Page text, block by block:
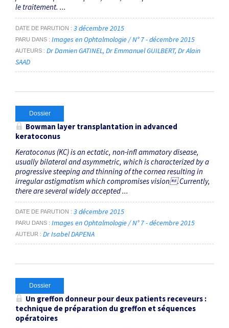
le traitement. ...
DATE DE PARUTION 3 décembre 2015
PARU DANS Images en Ophtalmologie / N° 7 - décembre 2015
AUTEURS Dr Damien GATINEL Dr Emmanuel GUILBERT Dr Alain
SAAD
Dossier
Bowman layer transplantation in advanced
keratoconus
Keratoconus (KC) is an ectatic, non-infl ammatory disease,
usually bilateral and asymmetric, which is characterized by a
progressive steeping and thinning of the cornea resulting in
irregular astigmatism which compromises vision.Currently,
there are several widely accepted ...
DATE DE PARUTION 3 décembre 2015
PARU DANS Images en Ophtalmologie / N° 7 - décembre 2015
AUTEUR Dr Isabel DAPENA
Dossier
Un greffon donneur pour deux patients receveurs :
technique de préparation du greffon et séquences
opératoires